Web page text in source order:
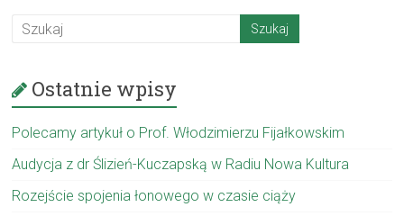
Ostatnie wpisy
Polecamy artykuł o Prof. Włodzimierzu Fijałkowskim
Audycja z dr Ślizień-Kuczapską w Radiu Nowa Kultura
Rozejście spojenia łonowego w czasie ciąży